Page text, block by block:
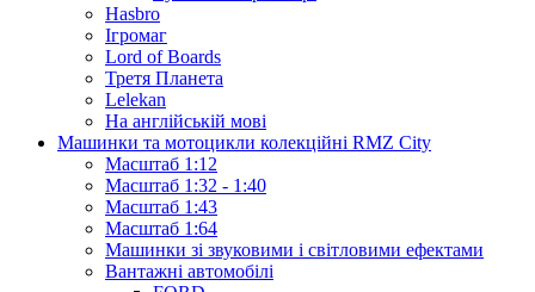
Hasbro
Ігромаг
Lord of Boards
Третя Планета
Lelekan
На англійській мові
Машинки та мотоцикли колекційні RMZ City
Масштаб 1:12
Масштаб 1:32 - 1:40
Масштаб 1:43
Масштаб 1:64
Машинки зі звуковими і світловими ефектами
Вантажні автомобілі